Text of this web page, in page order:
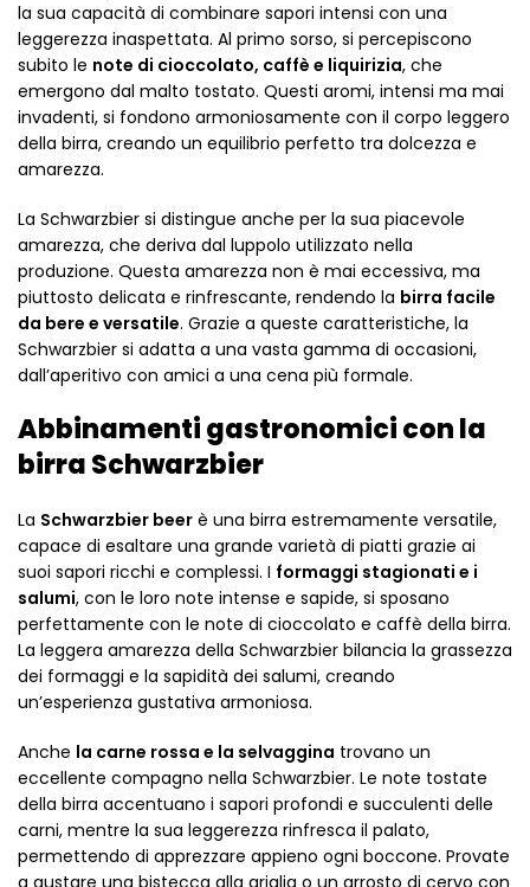
la sua capacità di combinare sapori intensi con una
leggerezza inaspettata. Al primo sorso, si percepiscono
subito le note di cioccolato, caffè e liquirizia, che
emergono dal malto tostato. Questi aromi, intensi ma mai
invadenti, si fondono armoniosamente con il corpo leggero
della birra, creando un equilibrio perfetto tra dolcezza e
amarezza.
La Schwarzbier si distingue anche per la sua piacevole
amarezza, che deriva dal luppolo utilizzato nella
produzione. Questa amarezza non è mai eccessiva, ma
piuttosto delicata e rinfrescante, rendendo la birra facile
da bere e versatile. Grazie a queste caratteristiche, la
Schwarzbier si adatta a una vasta gamma di occasioni,
dall’aperitivo con amici a una cena più formale.
Abbinamenti gastronomici con la
birra Schwarzbier
La Schwarzbier beer è una birra estremamente versatile,
capace di esaltare una grande varietà di piatti grazie ai
suoi sapori ricchi e complessi. I formaggi stagionati e i
salumi, con le loro note intense e sapide, si sposano
perfettamente con le note di cioccolato e caffè della birra.
La leggera amarezza della Schwarzbier bilancia la grassezza
dei formaggi e la sapidità dei salumi, creando
un’esperienza gustativa armoniosa.
Anche la carne rossa e la selvaggina trovano un
eccellente compagno nella Schwarzbier. Le note tostate
della birra accentuano i sapori profondi e succulenti delle
carni, mentre la sua leggerezza rinfresca il palato,
permettendo di apprezzare appieno ogni boccone. Provate
a gustare una bistecca alla griglia o un arrosto di cervo con